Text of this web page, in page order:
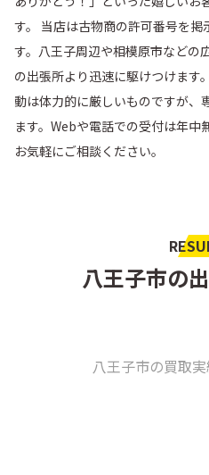
高月町
館町
丹木町
廿里町
中野山王
す。 当店は古物商の許可番号を
す。八王子周辺や相模原市などの
の出張所より迅速に駆けつけます
動は体力的に厳しいものですが、
ます。Webや電話での受付は年中
お気軽にご相談ください。
八王子市の
八王子市の買取